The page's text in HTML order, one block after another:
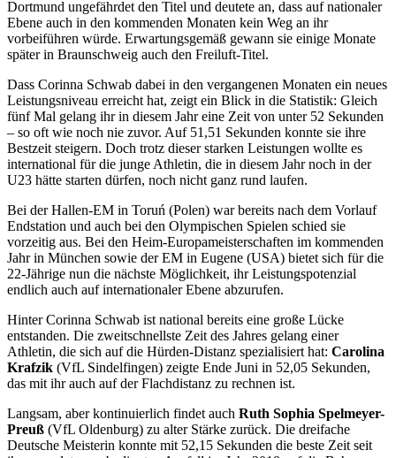
Dortmund ungefährdet den Titel und deutete an, dass auf nationaler
Ebene auch in den kommenden Monaten kein Weg an ihr
vorbeiführen würde. Erwartungsgemäß gewann sie einige Monate
später in Braunschweig auch den Freiluft-Titel.
Dass Corinna Schwab dabei in den vergangenen Monaten ein neues
Leistungsniveau erreicht hat, zeigt ein Blick in die Statistik: Gleich
fünf Mal gelang ihr in diesem Jahr eine Zeit von unter 52 Sekunden
– so oft wie noch nie zuvor. Auf 51,51 Sekunden konnte sie ihre
Bestzeit steigern. Doch trotz dieser starken Leistungen wollte es
international für die junge Athletin, die in diesem Jahr noch in der
U23 hätte starten dürfen, noch nicht ganz rund laufen.
Bei der Hallen-EM in Toruń (Polen) war bereits nach dem Vorlauf
Endstation und auch bei den Olympischen Spielen schied sie
vorzeitig aus. Bei den Heim-Europameisterschaften im kommenden
Jahr in München sowie der EM in Eugene (USA) bietet sich für die
22-Jährige nun die nächste Möglichkeit, ihr Leistungspotenzial
endlich auch auf internationaler Ebene abzurufen.
Hinter Corinna Schwab ist national bereits eine große Lücke
entstanden. Die zweitschnellste Zeit des Jahres gelang einer
Athletin, die sich auf die Hürden-Distanz spezialisiert hat: Carolina
Krafzik (VfL Sindelfingen) zeigte Ende Juni in 52,05 Sekunden,
das mit ihr auch auf der Flachdistanz zu rechnen ist.
Langsam, aber kontinuierlich findet auch Ruth Sophia Spelmeyer-
Preuß (VfL Oldenburg) zu alter Stärke zurück. Die dreifache
Deutsche Meisterin konnte mit 52,15 Sekunden die beste Zeit seit